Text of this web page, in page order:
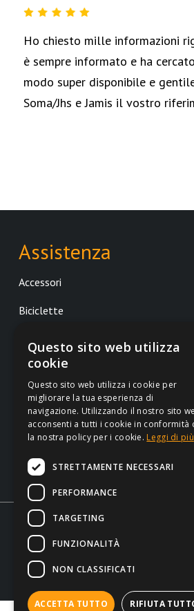
VEE TIRE CO.
KASAI
IRONTRUST
DHD SURFBOARD
STORCK
KONA
ORBEA
BLIZ
Ho chiesto mille informazioni
è sempre informato e ha
modo super disponibile e
Soma/Jhs e Jamis il vostro
Assistenza
Accessori
Biciclette
Surf
Skate
Questo sito web utilizza
cookie
Questo sito web utilizza i cookie per
migliorare la tua esperienza di
navigazione. Utilizzando il nostro sito
acconsenti a tutti i cookie in conformità
la nostra policy per i cookie. Leggi di più
STRETTAMENTE NECESSARI
PERFORMANCE
TARGETING
FUNZIONALITÀ
NON CLASSIFICATI
ACCETTA TUTTO RIFIUTA